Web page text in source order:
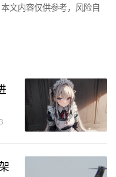
文内容仅供参考，风险自